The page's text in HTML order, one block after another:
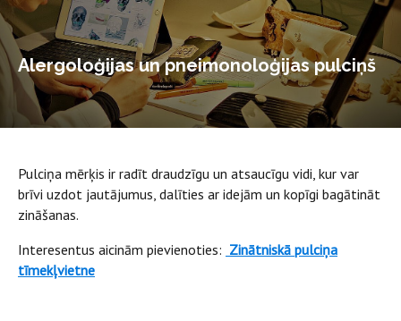
Alergoloģijas un pneimonoloģijas pulciņš
Pulciņa mērķis ir radīt draudzīgu un atsaucīgu vidi, kur var
brīvi uzdot jautājumus, dalīties ar idejām un kopīgi bagātināt
zināšanas.
Interesentus aicinām pievienoties: Zinātniskā pulciņa
tīmekļvietne